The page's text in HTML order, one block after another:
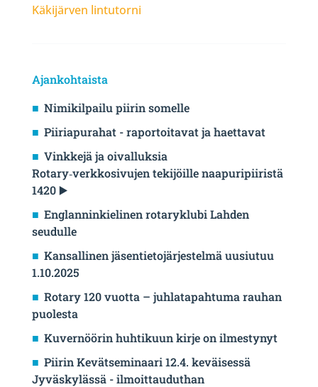
Käkijärven lintutorni
Ajankohtaista
Nimikilpailu piirin somelle
Piiriapurahat - raportoitavat ja haettavat
Vinkkejä ja oivalluksia
Rotary‑verkkosivujen tekijöille naapuripiiristä
1420 ▶️
Englanninkielinen rotaryklubi Lahden
seudulle
Kansallinen jäsentietojärjestelmä uusiutuu
1.10.2025
Rotary 120 vuotta – juhlatapahtuma rauhan
puolesta
Kuvernöörin huhtikuun kirje on ilmestynyt
Piirin Kevätseminaari 12.4. keväisessä
Jyväskylässä - ilmoittauduthan